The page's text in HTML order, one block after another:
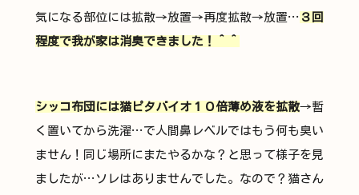
気になる部位には拡散→放置→再度拡散→放置… ３回
程度で我が家は消臭できました！＾＾
シッコ布団には猫ピタバイオ１０倍薄め液を拡散→暫
く置いてから洗濯…で人間鼻レベルではもう何も臭い
ません！同じ場所にまたやるかな？と思って様子を見
ましたが…ソレはありませんでした。なので？猫さん